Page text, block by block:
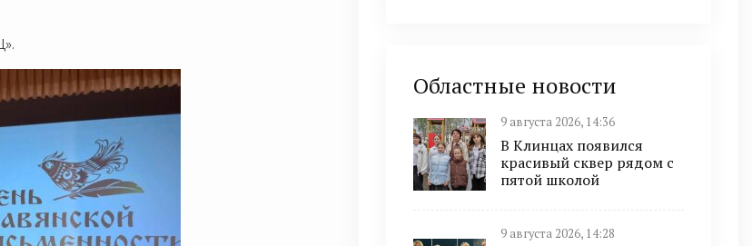
Областные новости
9 августа 2026, 14:36
В Клинцах появился
красивый сквер рядом с
пятой школой
9 августа 2026, 14:28